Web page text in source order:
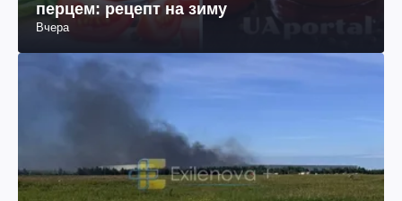
перцем: рецепт на зиму
Вчера